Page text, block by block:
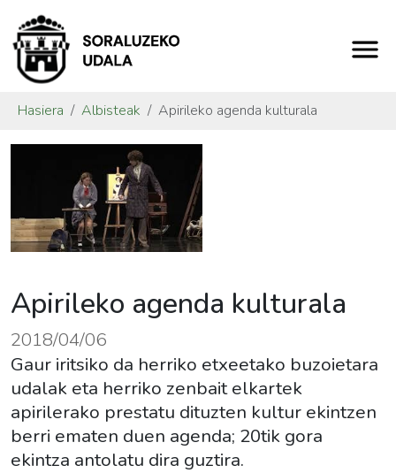
Hasiera Albisteak Apirileko agenda kulturala
Apirileko agenda kulturala
2018/04/06
Gaur iritsiko da herriko etxeetako buzoietara
udalak eta herriko zenbait elkartek
apirilerako prestatu dituzten kultur ekintzen
berri ematen duen agenda; 20tik gora
ekintza antolatu dira guztira.